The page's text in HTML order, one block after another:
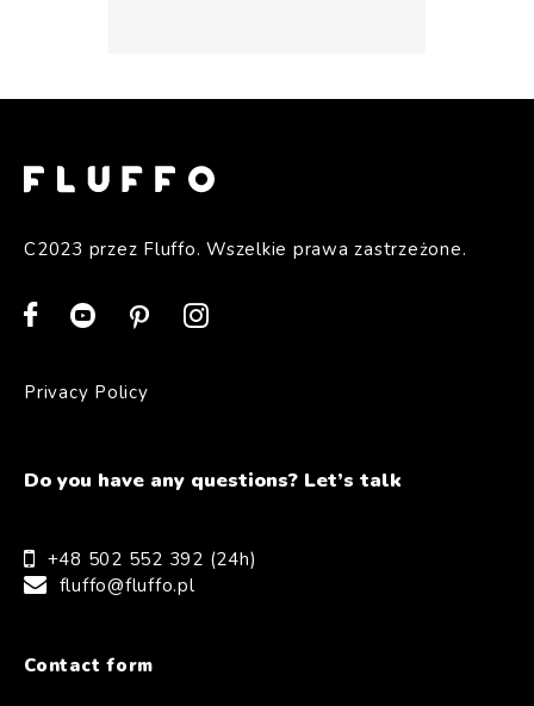
C2023 przez Fluffo. Wszelkie prawa zastrzeżone.
Privacy Policy
Do you have any questions? Let’s talk
+48 502 552 392 (24h)
fluffo@fluffo.pl
Contact form